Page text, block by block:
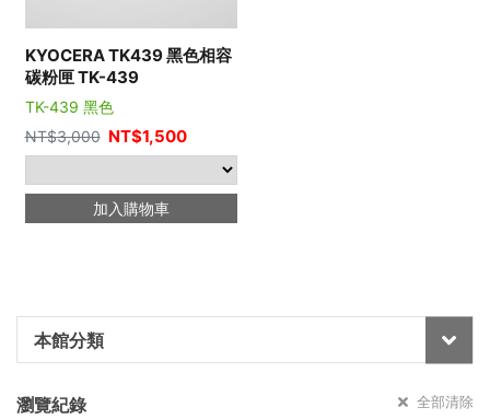
本館分類
瀏覽紀錄 全部清除
KYOCERA TK439 黑色相容
碳粉匣 TK-439
TK-439 黑色
NT$3,000 NT$1,500
加入購物車